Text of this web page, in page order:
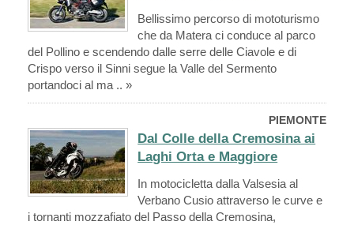
Bellissimo percorso di mototurismo
che da Matera ci conduce al parco
del Pollino e scendendo dalle serre delle Ciavole e di
Crispo verso il Sinni segue la Valle del Sermento
portandoci al ma .. »
PIEMONTE
Dal Colle della Cremosina ai
Laghi Orta e Maggiore
In motocicletta dalla Valsesia al
Verbano Cusio attraverso le curve e
i tornanti mozzafiato del Passo della Cremosina,